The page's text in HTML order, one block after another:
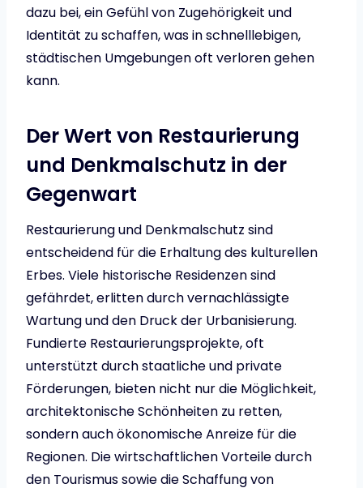
dazu bei, ein Gefühl von Zugehörigkeit und
Identität zu schaffen, was in schnelllebigen,
städtischen Umgebungen oft verloren gehen
kann.
Der Wert von Restaurierung
und Denkmalschutz in der
Gegenwart
Restaurierung und Denkmalschutz sind
entscheidend für die Erhaltung des kulturellen
Erbes. Viele historische Residenzen sind
gefährdet, erlitten durch vernachlässigte
Wartung und den Druck der Urbanisierung.
Fundierte Restaurierungsprojekte, oft
unterstützt durch staatliche und private
Förderungen, bieten nicht nur die Möglichkeit,
architektonische Schönheiten zu retten,
sondern auch ökonomische Anreize für die
Regionen. Die wirtschaftlichen Vorteile durch
den Tourismus sowie die Schaffung von